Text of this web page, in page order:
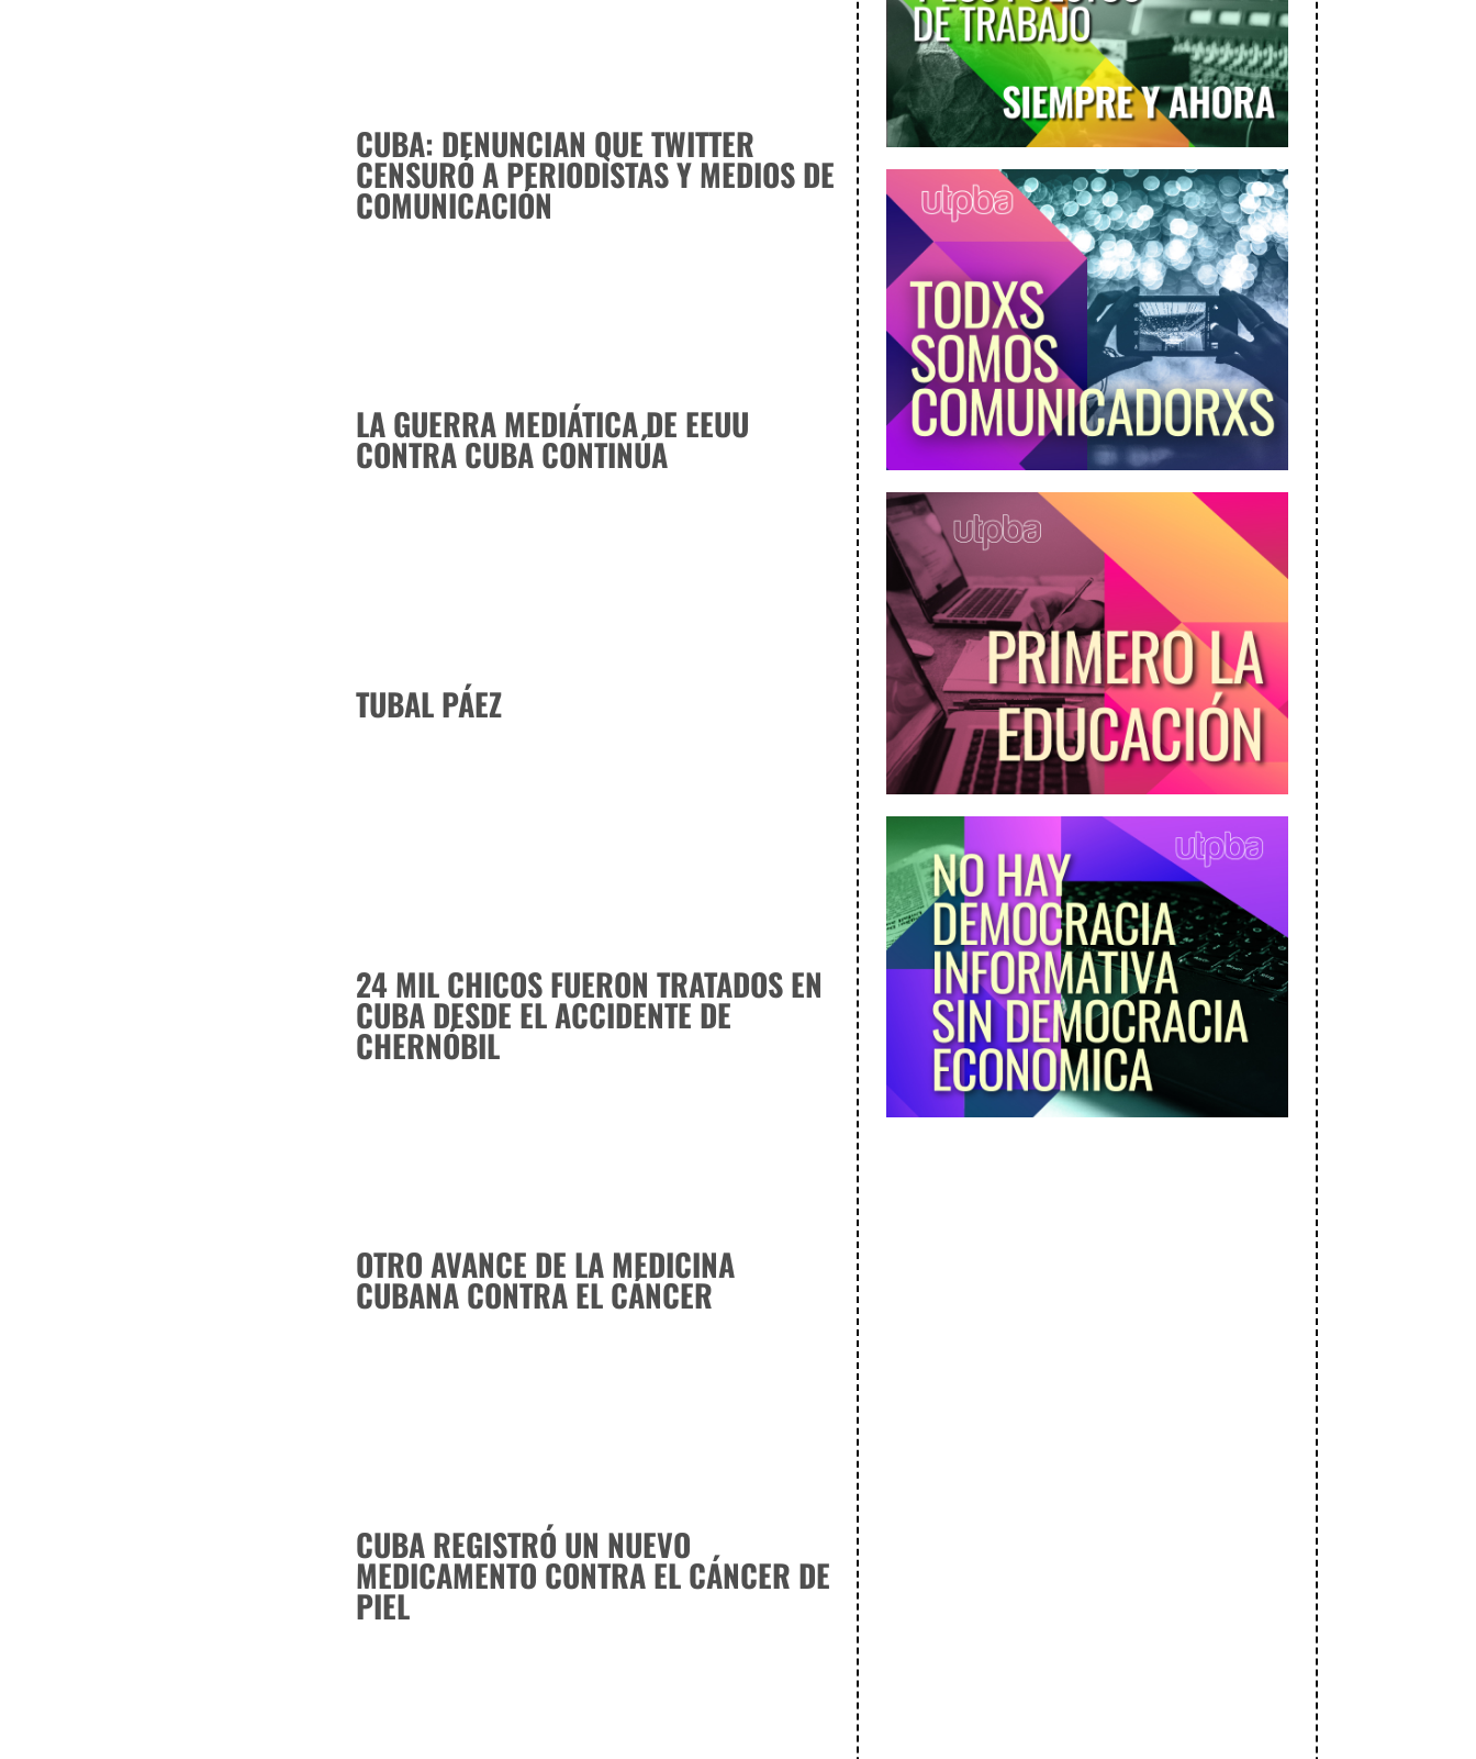
CUBA: DENUNCIAN QUE TWITTER
CENSURÓ A PERIODISTAS Y MEDIOS DE
COMUNICACIÓN
LA GUERRA MEDIÁTICA DE EEUU
CONTRA CUBA CONTINÚA
TUBAL PÁEZ
24 MIL CHICOS FUERON TRATADOS EN
CUBA DESDE EL ACCIDENTE DE
CHERNÓBIL
OTRO AVANCE DE LA MEDICINA
CUBANA CONTRA EL CÁNCER
CUBA REGISTRÓ UN NUEVO
MEDICAMENTO CONTRA EL CÁNCER DE
PIEL